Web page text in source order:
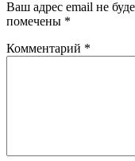
Ваш адрес email не
помечены *
Комментарий *